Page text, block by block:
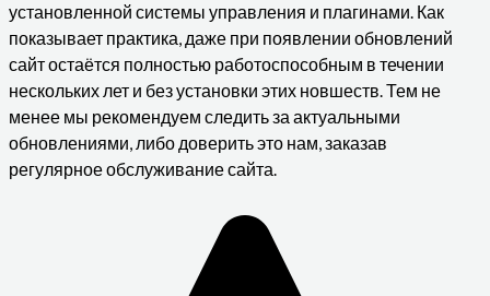
установленной системы управления и плагинами. Как
показывает практика, даже при появлении обновлений
сайт остаётся полностью работоспособным в течении
нескольких лет и без установки этих новшеств. Тем не
менее мы рекомендуем следить за актуальными
обновлениями, либо доверить это нам, заказав
регулярное обслуживание сайта.